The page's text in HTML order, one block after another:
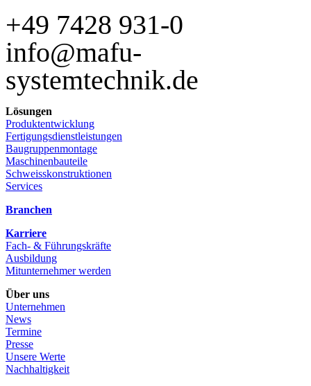
+49 7428 931-0
info@mafu-
systemtechnik.de
Lösungen
Produktentwicklung
Fertigungsdienstleistungen
Baugruppenmontage
Maschinenbauteile
Schweisskonstruktionen
Services
Branchen
Karriere
Fach- & Führungskräfte
Ausbildung
Mitunternehmer werden
Über uns
Unternehmen
News
Termine
Presse
Unsere Werte
Nachhaltigkeit